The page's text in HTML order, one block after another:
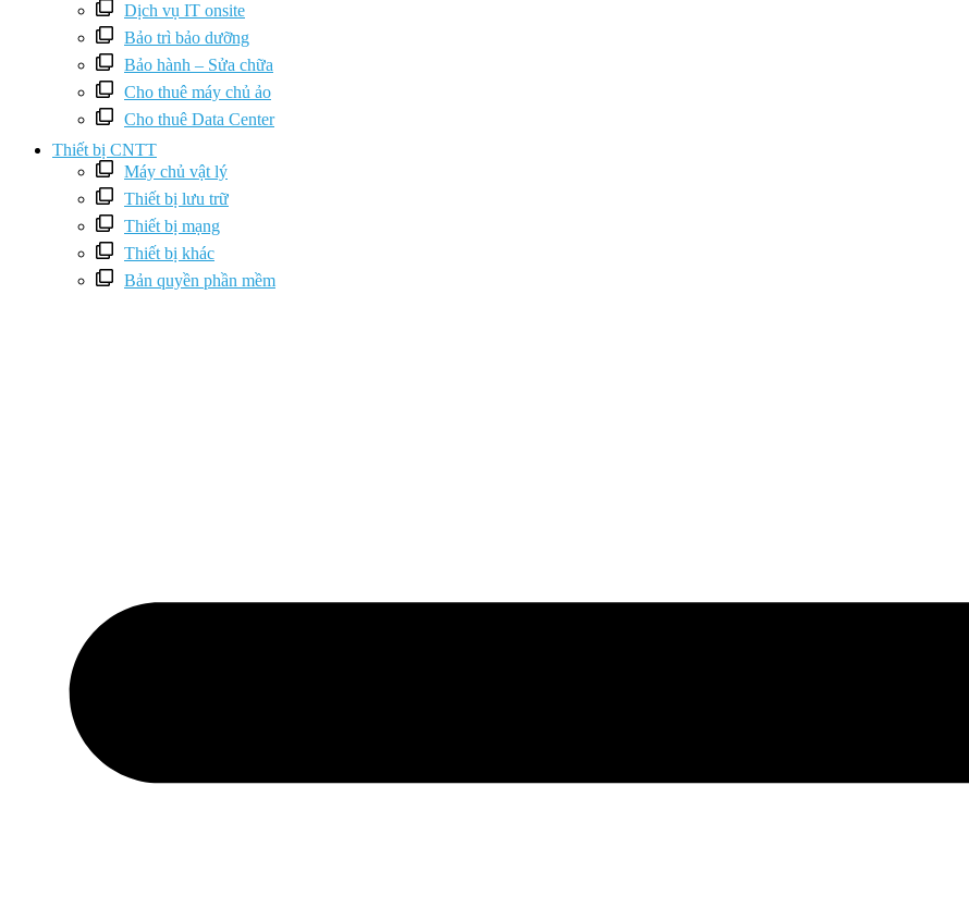
Dịch vụ IT onsite
Bảo trì bảo dưỡng
Bảo hành – Sửa chữa
Cho thuê máy chủ ảo
Cho thuê Data Center
Thiết bị CNTT
Máy chủ vật lý
Thiết bị lưu trữ
Thiết bị mạng
Thiết bị khác
Bản quyền phần mềm